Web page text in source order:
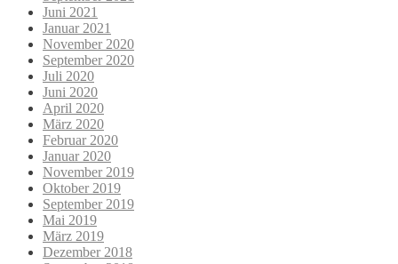
Juni 2021
Januar 2021
November 2020
September 2020
Juli 2020
Juni 2020
April 2020
März 2020
Februar 2020
Januar 2020
November 2019
Oktober 2019
September 2019
Mai 2019
März 2019
Dezember 2018